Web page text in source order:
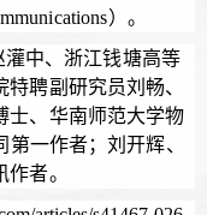
）。
灌中、浙江钱塘高等
聘副研究员刘畅、
士、华南师范大学物
一作者；刘开辉、
者。